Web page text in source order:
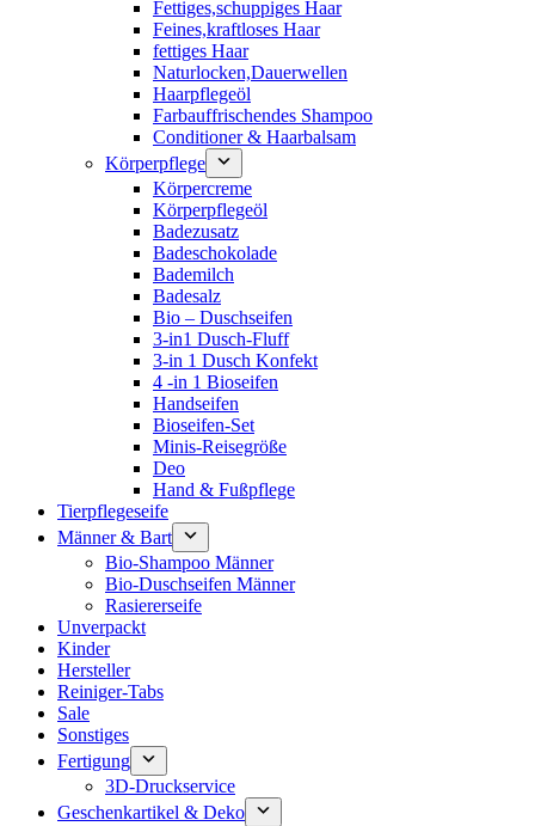
Fettiges,schuppiges Haar
Feines,kraftloses Haar
fettiges Haar
Naturlocken,Dauerwellen
Haarpflegeöl
Farbauffrischendes Shampoo
Conditioner & Haarbalsam
Körperpflege
Körpercreme
Körperpflegeöl
Badezusatz
Badeschokolade
Bademilch
Badesalz
Bio – Duschseifen
3-in1 Dusch-Fluff
3-in 1 Dusch Konfekt
4 -in 1 Bioseifen
Handseifen
Bioseifen-Set
Minis-Reisegröße
Deo
Hand & Fußpflege
Tierpflegeseife
Männer & Bart
Bio-Shampoo Männer
Bio-Duschseifen Männer
Rasiererseife
Unverpackt
Kinder
Hersteller
Reiniger-Tabs
Sale
Sonstiges
Fertigung
3D-Druckservice
Geschenkartikel & Deko